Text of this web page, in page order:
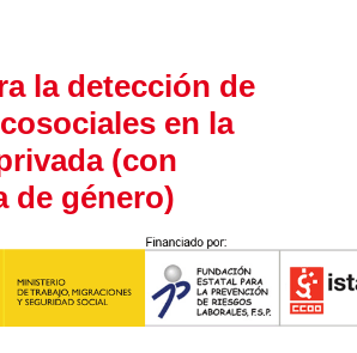
la detección de
en la
(con
de género)